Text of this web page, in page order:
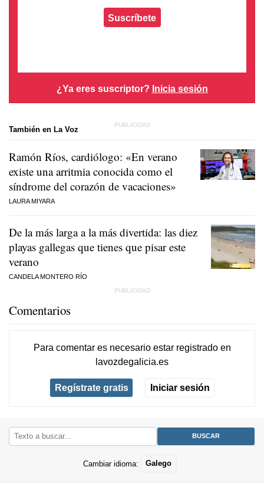
Suscríbete
¿Ya eres suscriptor? Inicia sesión
También en La Voz
Ramón Ríos, cardiólogo: «En verano
existe una arritmia conocida como el
síndrome del corazón de vacaciones»
LAURA MIYARA
De la más larga a la más divertida: las diez
playas gallegas que tienes que pisar este
verano
CANDELA MONTERO RÍO
Comentarios
Para comentar es necesario estar registradoen
lavozdegalicia.es
Regístrate gratis Iniciar sesión
Cambiar idioma: Galego